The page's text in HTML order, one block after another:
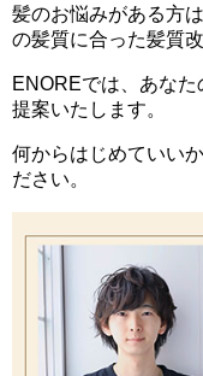
髪のお悩みがある方
の髪質に合った髪質
ENOREでは、あな
提案いたします。
何からはじめていい
ださい。